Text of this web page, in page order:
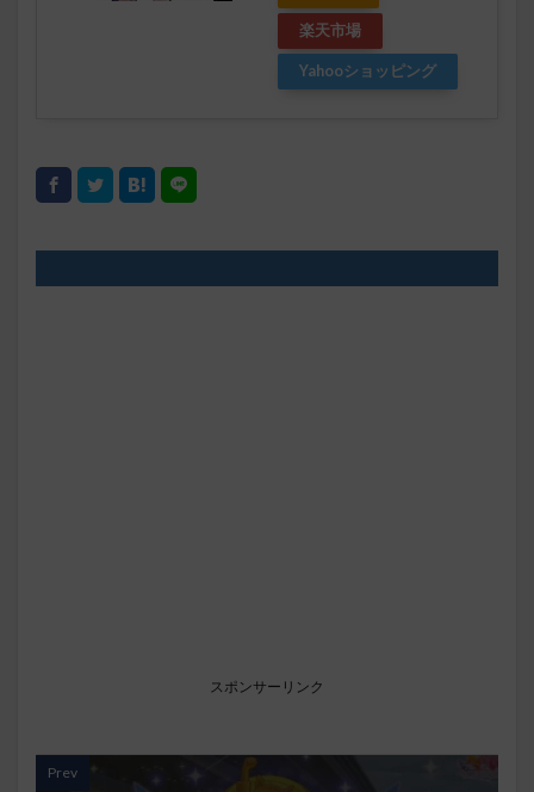
楽天市場
Yahooショッピング
スポンサーリンク
Prev